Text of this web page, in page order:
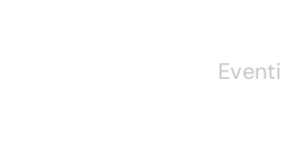
Eventi